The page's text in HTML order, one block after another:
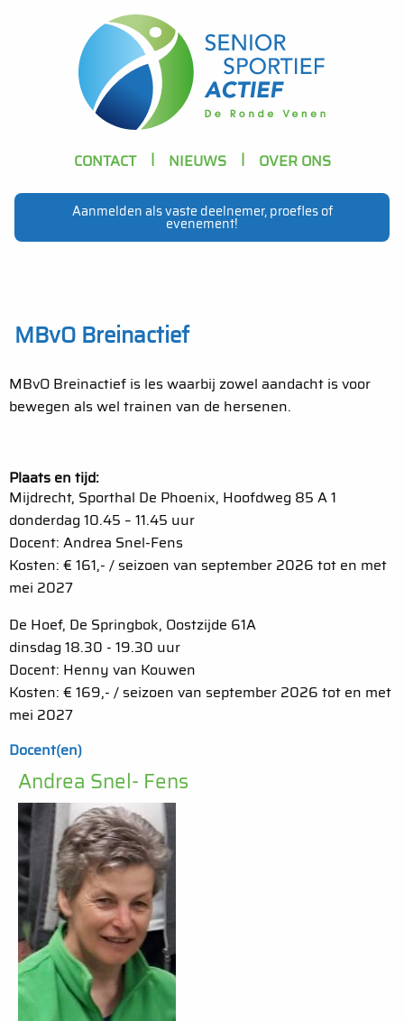
Skip to main content
Header
Navigation
CONTACT NIEUWS OVER ONS
Aanmelden als vaste deelnemer, proefles of
evenement!
MBvO Breinactief
MBvO Breinactief is les waarbij zowel aandacht is voor
bewegen als wel trainen van de hersenen.
Plaats en tijd:
Mijdrecht, Sporthal De Phoenix, Hoofdweg 85 A 1
donderdag 10.45 – 11.45 uur
Docent: Andrea Snel-Fens
Kosten: € 161,- / seizoen van september 2026 tot en met
mei 2027
De Hoef, De Springbok, Oostzijde 61A
dinsdag 18.30 - 19.30 uur
Docent: Henny van Kouwen
Kosten: € 169,- / seizoen van september 2026 tot en met
mei 2027
Docent(en)
Andrea Snel- Fens